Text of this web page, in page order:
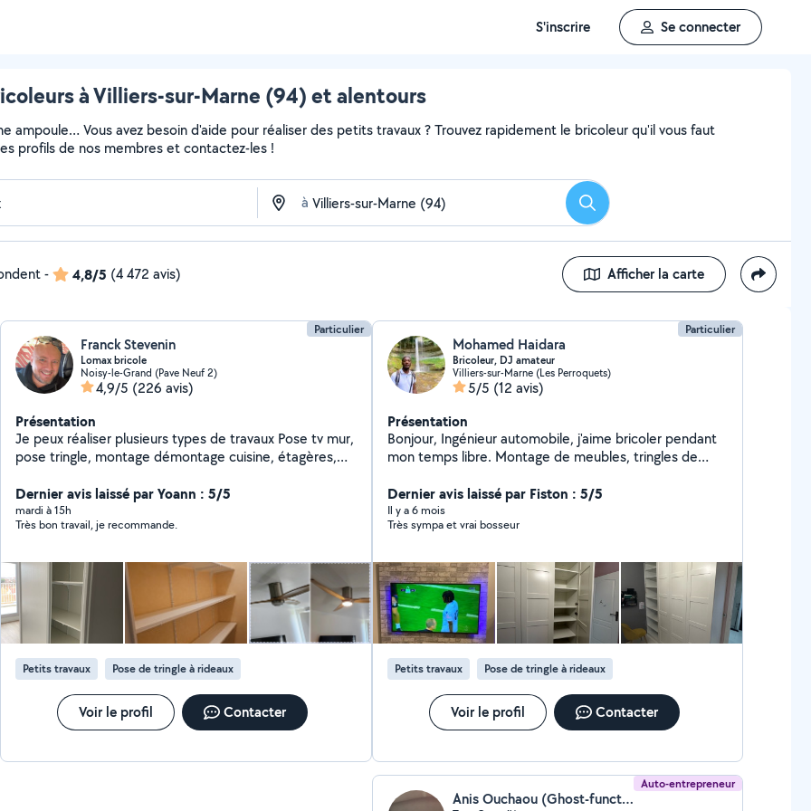
S'inscrire Se connecter
à Villiers-sur-Marne (94) et alentours
ampoule… Vous avez besoin d'aide pour réaliser des petits travaux ? Trouvez rapidement le bricoleur qu'il vous faut
profils de nos membres et contactez-les !
à Rechercher
- 4,8/5 (4 472 avis) Afficher la carte
Particulier
Franck Stevenin
Lomax bricole
Noisy-le-Grand (Pave Neuf 2)
4,9/5 (226 avis)
Présentation
Je peux réaliser plusieurs types de travaux Pose tv mur,
pose tringle, montage démontage cuisine, étagères,
ou demandes particulières . Je suis doué de mes mains
et assez outillé. Dispo le soir ou une partie des week-
ends, je fais cela en complément de mon activité. À
soixante treize
Dernier avis laissé par Yoann : 5/5
mardi à 15h
Très bon travail, je recommande.
Petits travaux Pose de tringle à rideaux
Voir le profil Contacter
Particulier
Mohamed Haidara
Bricoleur, DJ amateur
Villiers-sur-Marne (Les Perroquets)
5/5 (12 avis)
Présentation
Bonjour, Ingénieur automobile, j'aime bricoler pendant
mon temps libre. Montage de meubles, tringles de
smartphone ou PC. Pour finir je peux animer
musicalement des événements. N'hésitez pas. Au
plaisir.
Dernier avis laissé par Fiston : 5/5
Il y a 6 mois
Très sympa et vrai bosseur
Petits travaux Pose de tringle à rideaux
Voir le profil Contacter
Auto-entrepreneur
Anis Ouchaou (Ghost-function)